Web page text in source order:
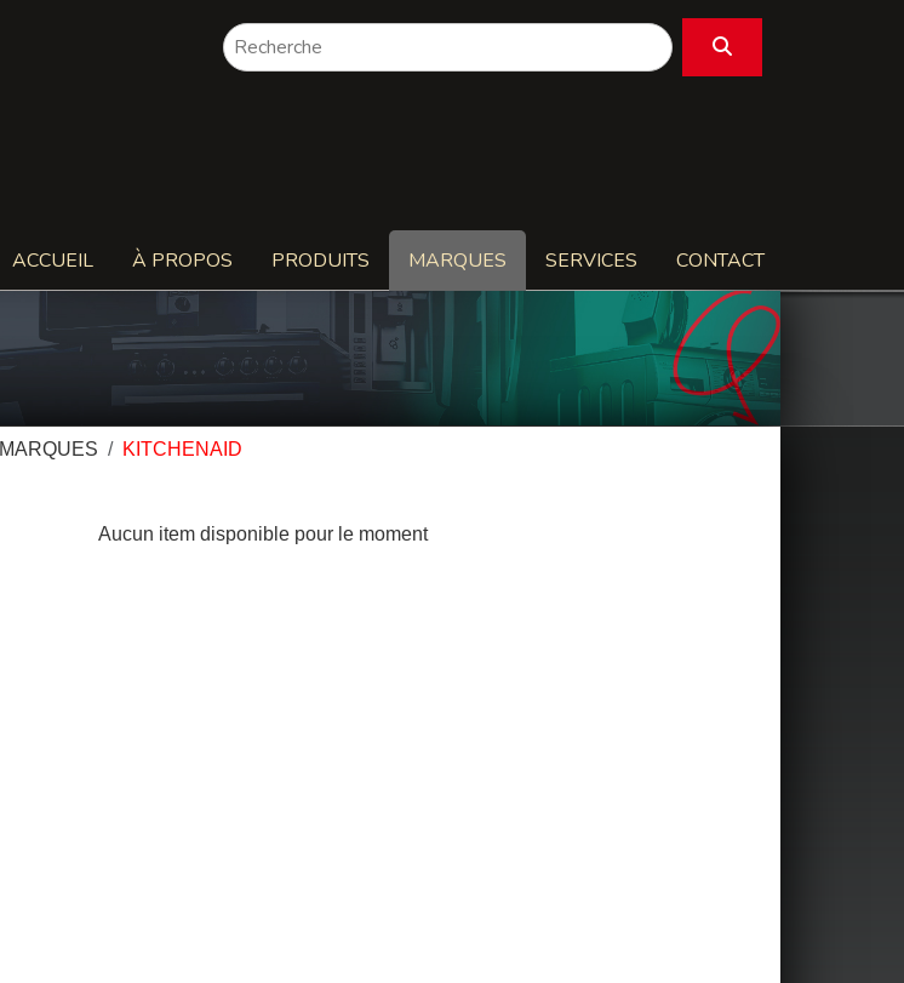
ACCUEIL À PROPOS PRODUITS MARQUES SERVICES CONTACT
MARQUES KITCHENAID
Aucun item disponible pour le moment